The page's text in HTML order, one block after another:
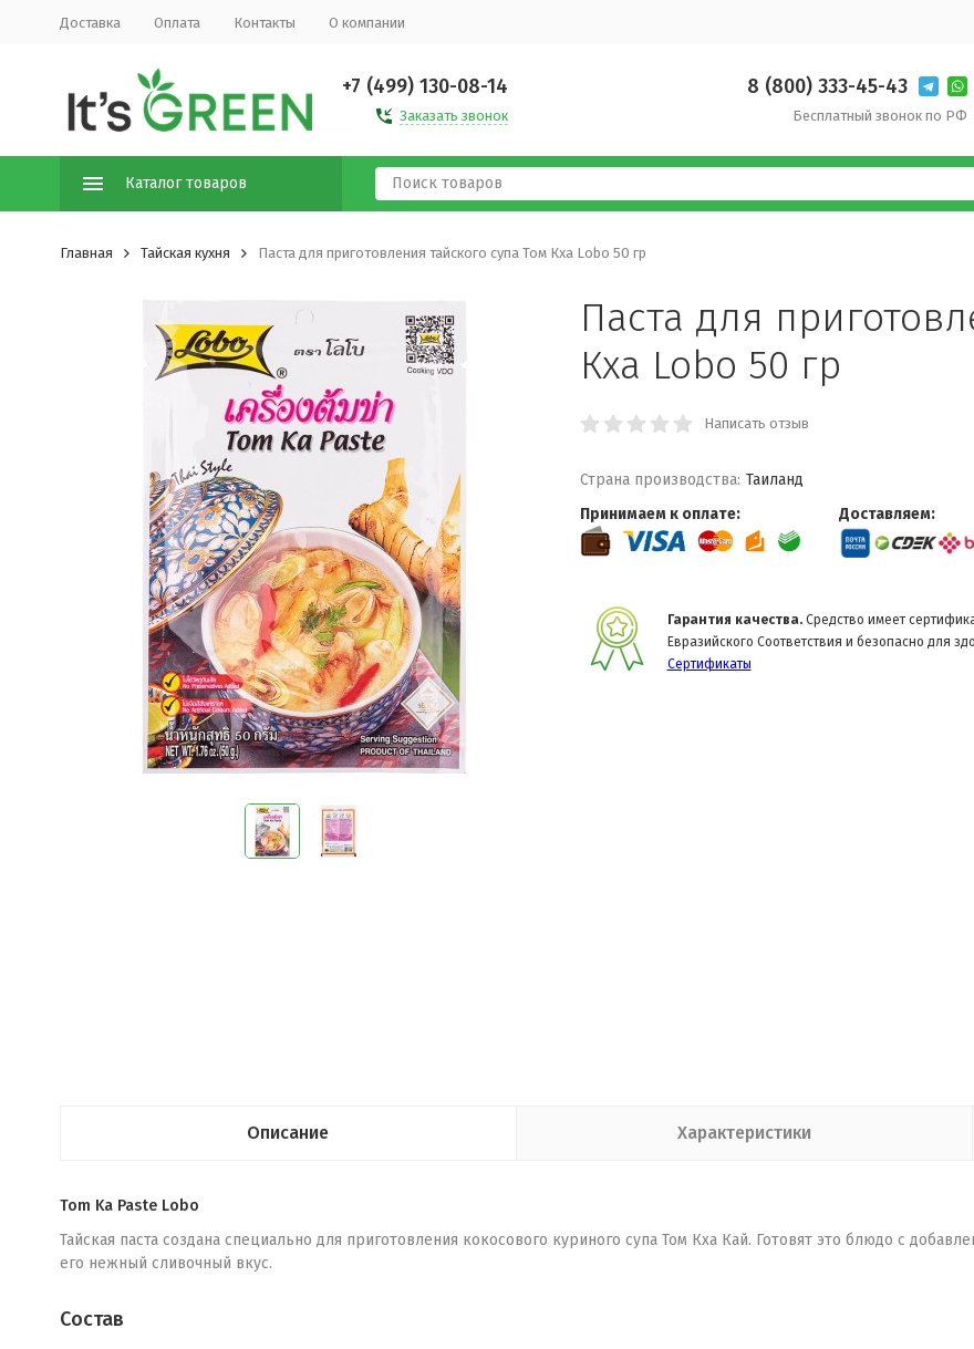
Доставка Оплата Контакты О компании
+7 (499) 130-08-14
Заказать звонок
8 (800) 333-45-43
Бесплатный звонок по РФ
Каталог товаров
Главная Тайская кухня Паста для приготовления тайского супа Том Кха Lobo 50 гр
Паста для
Кха Lobo 50 гр
Написать отзыв
Страна производства: Таиланд
Принимаем к оплате:
Доставляем:
Гарантия качества.Средство имеет
Евразийского Соответствия и безопасно для
Сертификаты
Описание Характеристики
Tom Ka Paste Lobo
Тайская паста создана специально для приготовления кокосового куриного супа Том Кха Кай. Готовят это блюдо с
его нежный сливочный вкус.
Состав